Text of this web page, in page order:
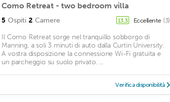
Como Retreat - two bedroom villa
5 Ospiti 2 Camere 13,3 Eccellente (3)
Il Como Retreat sorge nel tranquillo sobborgo di
Manning, a soli 3 minuti di auto dalla Curtin University.
A vostra disposizione la connessione Wi-Fi gratuita e
un parcheggio su suolo privato. ...
Verifica disponibilità